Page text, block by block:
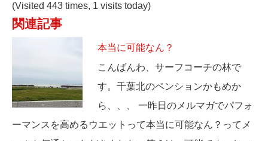
(Visited 443 times, 1 visits today)
関連記事
本当に可能なん？
こんばんわ、サーフコーチの林で
す。千葉北のペンションかもめか
ら、、、 一昨日のメルマガでパフォ
ーマンスを高めるウエットって本当に可能なん？ってメ